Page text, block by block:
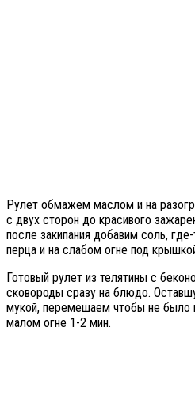
Рулет обмажем маслом и на
с двух сторон до красивого
после закипания добавим соль,
перца и на слабом огне под
Готовый рулет из телятины с
сковороды сразу на блюдо.
мукой, перемешаем чтобы не было
малом огне 1-2 мин.